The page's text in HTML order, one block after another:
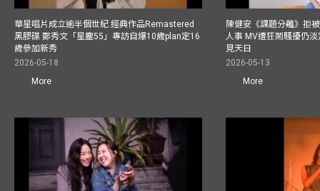
華星唱片成立逾半個世紀 經典作品Remastered
黑膠碟 鄭秀文「星塵55」專訪自爆10歲plan定16
歲參加新秀
2026-05-18
More
陳健安《課題分離》拒
人事 MV遭狂鬧騷擾仍
見天日
2026-05-13
More